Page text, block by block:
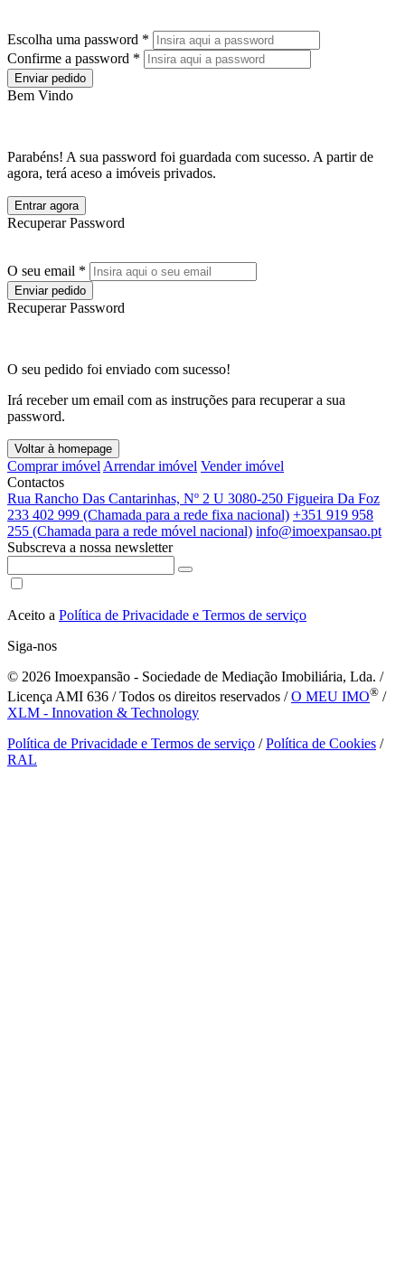
Escolha uma password *
Confirme a password *
Enviar pedido
Bem Vindo
Parabéns! A sua password foi guardada com sucesso. A partir de
agora, terá aceso a imóveis privados.
Entrar agora
Recuperar Password
O seu email *
Enviar pedido
Recuperar Password
O seu pedido foi enviado com sucesso!
Irá receber um email com as instruções para recuperar a sua
password.
Voltar à homepage
Comprar imóvel Arrendar imóvel Vender imóvel
Contactos
Rua Rancho Das Cantarinhas, Nº 2 U 3080-250 Figueira Da Foz
233 402 999 (Chamada para a rede fixa nacional) +351 919 958
255 (Chamada para a rede móvel nacional) info@imoexpansao.pt
Subscreva a nossa newsletter
Aceito a Política de Privacidade e Termos de serviço
Siga-nos
© 2026 Imoexpansão - Sociedade de Mediação Imobiliária, Lda. /
Licença AMI 636 / Todos os direitos reservados /O MEU IMO® /
XLM - Innovation & Technology
Política de Privacidade e Termos de serviço /Política de Cookies /
RAL